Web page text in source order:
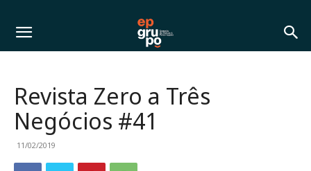
Revista Zero a Três
Negócios #41
11/02/2019